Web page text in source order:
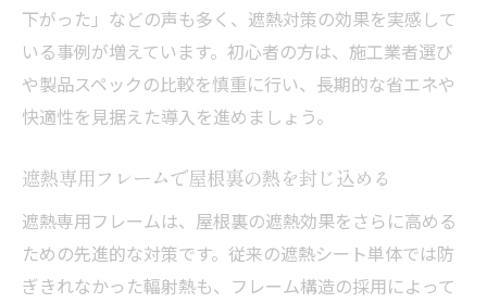
下がった」などの声も多く、遮熱対策の効果を実感して
いる事例が増えています。初心者の方は、施工業者選び
や製品スペックの比較を慎重に行い、長期的な省エネや
快適性を見据えた導入を進めましょう。
遮熱専用フレームで屋根裏の熱を封じ込める
遮熱専用フレームは、屋根裏の遮熱効果をさらに高める
ための先進的な対策です。従来の遮熱シート単体では防
ぎきれなかった輻射熱も、フレーム構造の採用によって